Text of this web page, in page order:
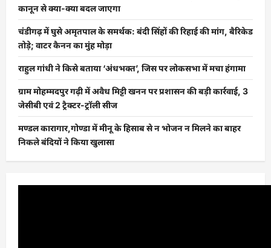
कानून से क्या-क्या बदल जाएगा
चंडीगढ़ में घुसे अमृतपाल के समर्थक: बंदी सिंहों की रिहाई की मांग, बैरिकेड
तोड़े; वाटर कैनन का मुंह मोड़ा
राहुल गांधी ने किसे बताया ‘अंधभक्त’, जिस पर लोकसभा में मचा हंगामा
ग्राम मोहम्मदपुर गढ़ी में अवैध मिट्टी खनन पर प्रशासन की बड़ी कार्रवाई, 3
जेसीबी एवं 2 ट्रैक्टर-ट्रॉली सीज
मण्डल कारागार,गोण्डा में मीनू के हिसाब से न भोजन न मिलने का बाहर
निकले बंदियों ने किया खुलासा